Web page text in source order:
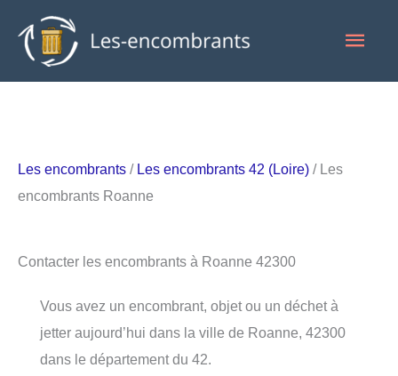
contenu
Les encombrants / Les encombrants 42 (Loire) / Les
encombrants Roanne
Contacter les encombrants à Roanne 42300
Vous avez un encombrant, objet ou un déchet à
jetter aujourd’hui dans la ville de Roanne, 42300
dans le département du 42.